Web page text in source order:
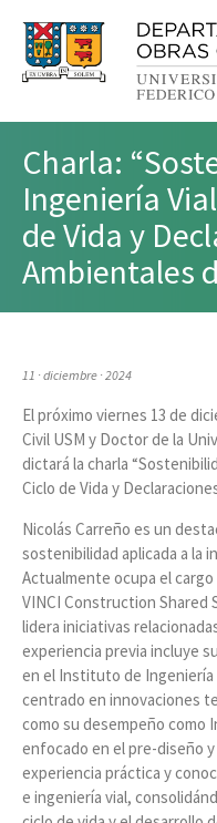
Charla:
Ingeniería
de Vida y
Ambientales
11 · diciembre · 2024
El próximo viernes 13 de
Civil USM y Doctor de la
dictará la charla
Ciclo de Vida y
Nicolás Carreño es un
sostenibilidad aplicada a la
Actualmente ocupa el
VINCI Construction Shared
lidera iniciativas
experiencia previa incluye
en el Instituto de Ingeniería
centrado en innovaciones
como su desempeño como
enfocado en el pre-diseño
experiencia práctica y
e ingeniería vial,